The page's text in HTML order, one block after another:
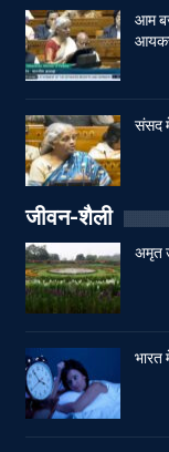
आम
संसद
जीवन-शैली
अमृत
भारत